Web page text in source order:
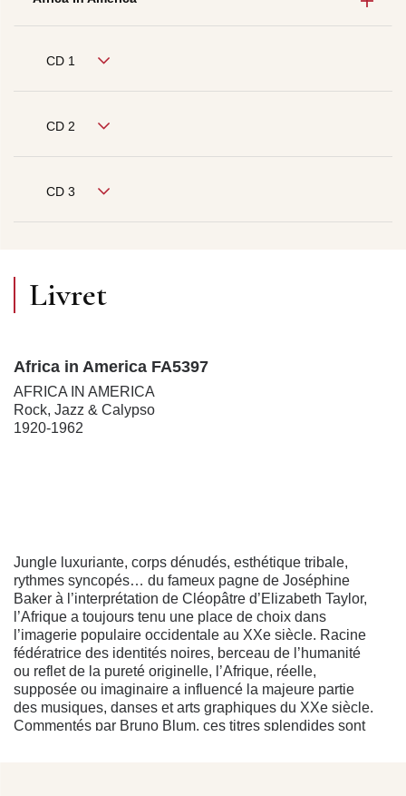
CD 1
CD 2
CD 3
Livret
Africa in America FA5397
AFRICA IN AMERICA
Rock, Jazz & Calypso
1920-1962
Jungle luxuriante, corps dénudés, esthétique tribale,
rythmes syncopés… du fameux pagne de Joséphine
Baker à l’interprétation de Cléopâtre d’Elizabeth Taylor,
l’Afrique a toujours tenu une place de choix dans
l’imagerie populaire occidentale au XXe siècle. Racine
fédératrice des identités noires, berceau de l’humanité
ou reflet de la pureté originelle, l’Afrique, réelle,
supposée ou imaginaire a influencé la majeure partie
des musiques, danses et arts graphiques du XXe siècle.
Commentés par Bruno Blum, ces titres splendides sont